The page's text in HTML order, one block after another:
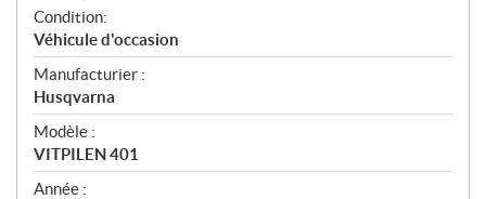
O
v
e
r
v
i
e
w
Condition:
Véhicule d'occasion
Manufacturier :
Husqvarna
Modèle :
VITPILEN 401
Année :